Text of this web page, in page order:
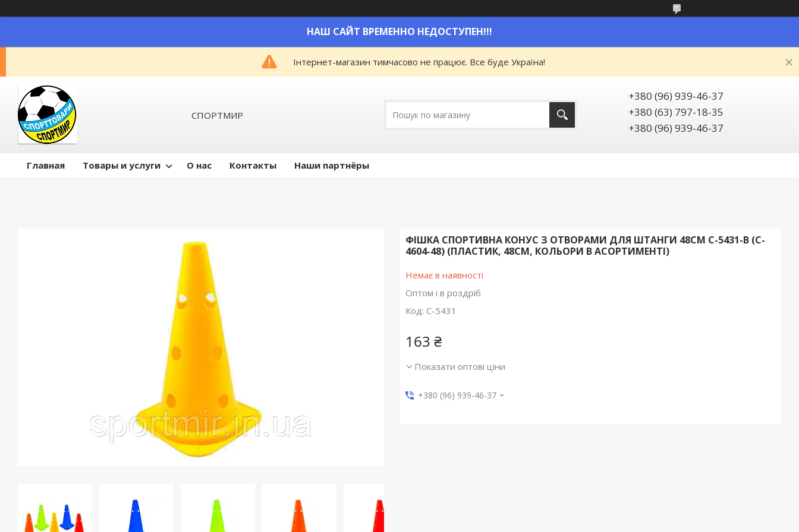
НАШ САЙТ ВРЕМЕННО НЕДОСТУПЕН!!!
Інтернет-магазин тимчасово не працює. Все буде Україна!
СПОРТМИР
+380 (96) 939-46-37
+380 (63) 797-18-35
+380 (96) 939-46-37
Главная Товары и услуги О нас Контакты Наши партнёры
ФІШКА СПОРТИВНА КОНУС З ОТВОРАМИ ДЛЯ ШТАНГИ 48СМ C-5431-B (C-
4604-48) (ПЛАСТИК, 48СМ, КОЛЬОРИ В АСОРТИМЕНТІ)
Немає в наявності
Оптом і в роздріб
Код: C-5431
163 ₴
Показати оптові ціни
+380 (96) 939-46-37